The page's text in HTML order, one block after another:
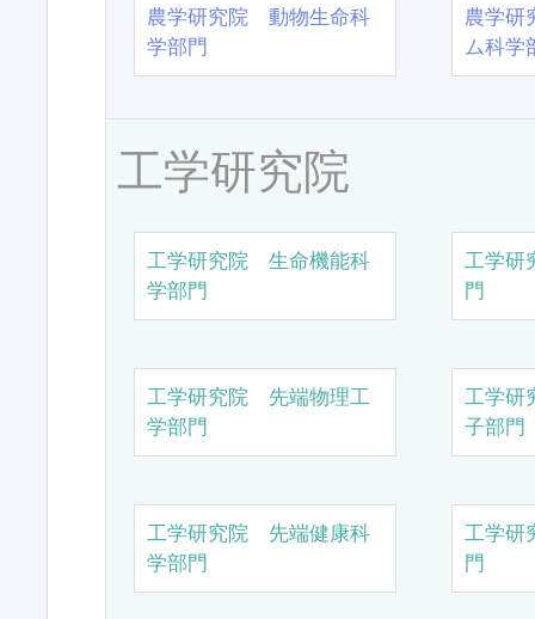
農学研究院 動物生命科
学部門
農学
ム科学
工学研究院
工学研究院 生命機能科
学部門
工学研
門
工学研究院 先端物理工
学部門
工学研
子部門
工学研究院 先端健康科
学部門
工学研
門